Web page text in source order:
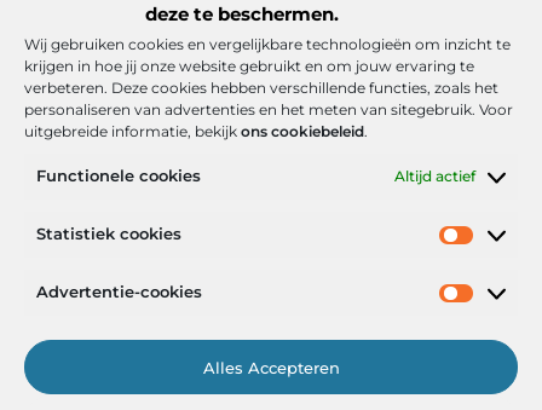
deze te beschermen.
Wij gebruiken cookies en vergelijkbare technologieën om inzicht te
krijgen in hoe jij onze website gebruikt en om jouw ervaring te
verbeteren. Deze cookies hebben verschillende functies, zoals het
personaliseren van advertenties en het meten van sitegebruik. Voor
uitgebreide informatie, bekijk ons cookiebeleid.
Functionele cookies Altijd actief
Statistiek cookies
Advertentie-cookies
Alles Accepteren
Het Portaal voor Inzichten en Inspiratie
Onze informatie